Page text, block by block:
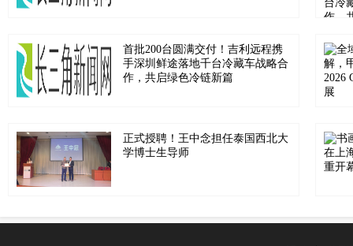
首批200台圆满交付！吉利远程携
手深圳鲜途落地千台冷藏车战略合
作，共启绿色冷链新篇
正式授聘！王中念担任泰国西北大
学博士生导师